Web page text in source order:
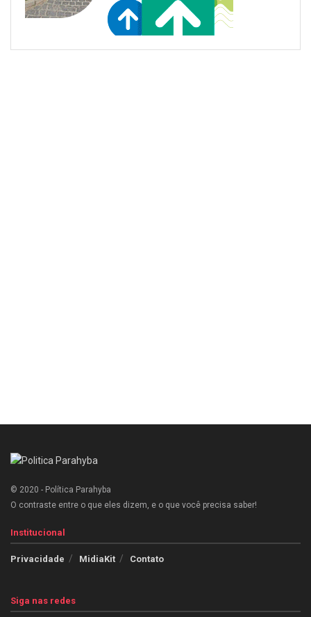
© 2020 - Política Parahyba
O contraste entre o que eles dizem, e o que você precisa saber!
Institucional
Privacidade MidiaKit Contato
Siga nas redes